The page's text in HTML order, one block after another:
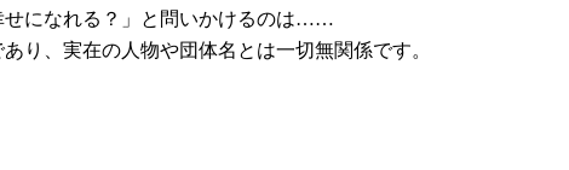
せになれる？」と問いかけるのは……
り、実在の人物や団体名とは一切無関係です。